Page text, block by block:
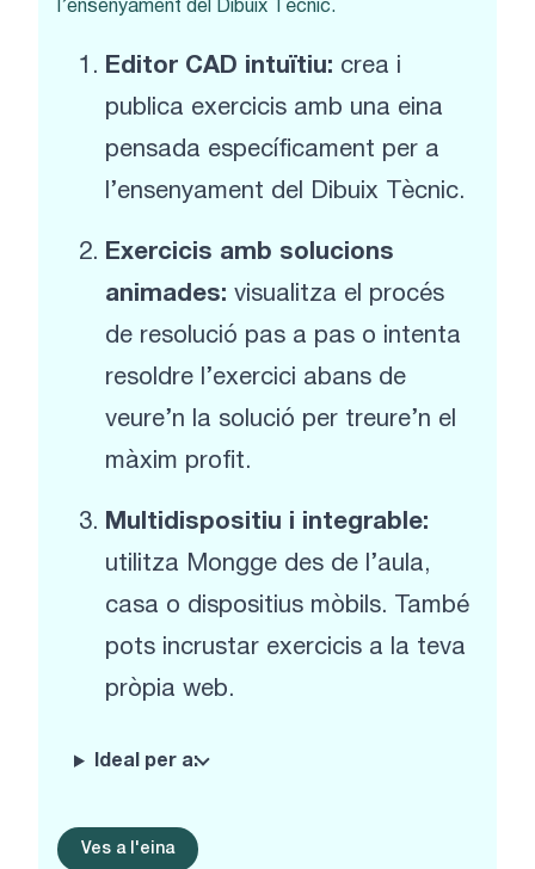
l’ensenyament del Dibuix Tècnic.
Editor CAD intuïtiu: crea i
publica exercicis amb una eina
pensada específicament per a
l’ensenyament del Dibuix Tècnic.
Exercicis amb solucions
animades: visualitza el procés
de resolució pas a pas o intenta
resoldre l’exercici abans de
veure’n la solució per treure’n el
màxim profit.
Multidispositiu i integrable:
utilitza Mongge des de l’aula,
casa o dispositius mòbils. També
pots incrustar exercicis a la teva
pròpia web.
Ideal per a:
Ves a l'eina